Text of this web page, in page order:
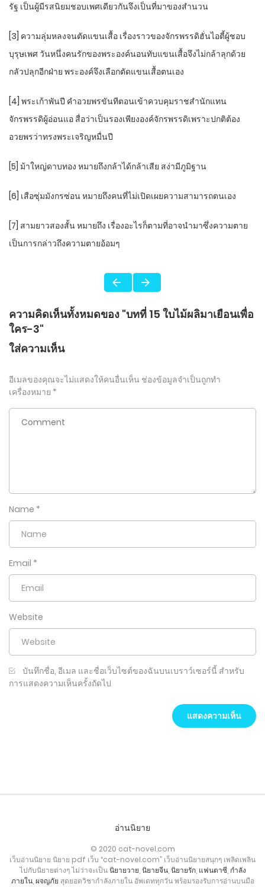
รัฐ เป็นผู้มีรสนิยมชอบเพศเดียวกันจึงเป็นที่มาของสำนวน
[3] ความลุ่มหลงจนตัดแขนเสื้อ เรื่องราวของจักรพรรดิฮั่นไอตี้ผู้ชอบ
บุรุษเพศ วันหนึ่งคนรักของพระองค์นอนทับแขนเสื้อจึงไม่กล้าลุกด้วย
กลัวปลุกอีกฝ่าย พระองค์จึงเลือกตัดแขนเสื้อตนเอง
[4] พระเก้าพันปี คำอวยพรขันทีตอนเข้าควบคุมราชสำนักแทน
จักรพรรดิผู้อ่อนแอ สื่อว่าเป็นรองเพียงองค์จักรพรรดิเพราะปกติต้อง
อวยพรว่าทรงพระเจริญหมื่นปี
[5] ม้าใหญ่ดาบทอง หมายถึงกล้าได้กล้าเสีย สง่ามีภูมิฐาน
[6] เสือซุ่มมังกรซ่อน หมายถึงคนที่ไม่เปิดเผยความสามารถตนเอง
[7] สามยาวสองสั้น หมายถึง เรื่องอะไรก็ตามที่อาจนำมาซึ่งความตาย
เป็นการกล่าวถึงความตายอ้อมๆ
ความคิดเห็นทั้งหมดของ "บทที่ 15 ใบไม้ผลิมาเยือนเพื่อ
ใคร-3"
ใส่ความเห็น
อีเมลของคุณจะไม่แสดงให้คนอื่นเห็น ช่องข้อมูลจำเป็นถูกทำ
เครื่องหมาย *
Name *
Email *
Website
บันทึกชื่อ, อีเมล และชื่อเว็บไซต์ของฉันบนเบราว์เซอร์นี้ สำหรับ
การแสดงความเห็นครั้งถัดไป
อ่านนิยาย
© 2020 cat-novel.com
เว็บอ่านนิยาย นิยาย pdf เว็บ “cat-novel.com” เว็บอ่านนิยายสนุกๆ เพลิดเพลิน
ไปกับนิยายต่างๆ ไม่ว่าจะเป็นนิยายวาย นิยายจีน, นิยายรัก, แฟนตาซี, กำลัง
ภายใน, ผจญภัย สุดยอดวิชากำลังภายใน อัพเดททุกวัน พร้อมรองรับการอ่านบนมือ